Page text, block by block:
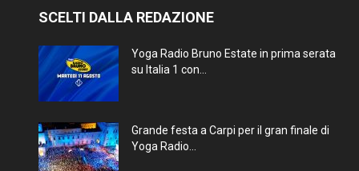
SCELTI DALLA REDAZIONE
Yoga Radio Bruno Estate in prima serata
su Italia 1 con...
Grande festa a Carpi per il gran finale di
Yoga Radio...